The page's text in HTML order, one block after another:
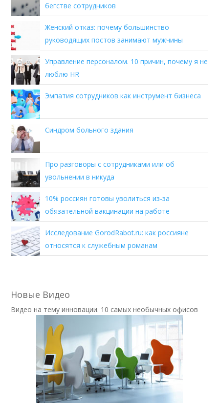
бегстве сотрудников
Женский отказ: почему большинство
руководящих постов занимают мужчины
Управление персоналом. 10 причин, почему я не
люблю HR
Эмпатия сотрудников как инструмент бизнеса
Синдром больного здания
Про разговоры с сотрудниками или об
увольнении в никуда
10% россиян готовы уволиться из-за
обязательной вакцинации на работе
Исследование GorodRabot.ru: как россияне
относятся к служебным романам
Новые Видео
Видео на тему инновации. 10 самых необычных офисов